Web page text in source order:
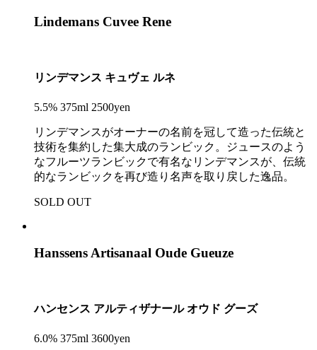
Lindemans Cuvee Rene
リンデマンス キュヴェ ルネ
5.5% 375ml 2500yen
リンデマンスがオーナーの名前を冠して造った伝統と
技術を集約した集大成のランビック。ジュースのよう
なフルーツランビックで有名なリンデマンスが、伝統
的なランビックを再び造り名声を取り戻した逸品。
SOLD OUT
Hanssens Artisanaal Oude Gueuze
ハンセンス アルティザナール オウド グーズ
6.0% 375ml 3600yen